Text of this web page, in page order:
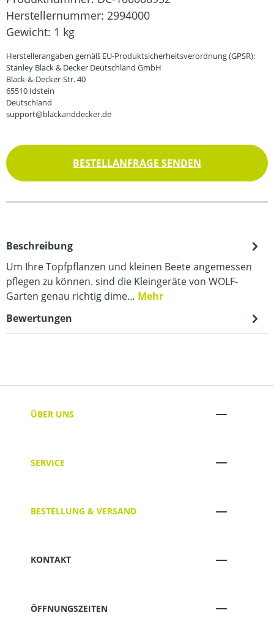
Herstellernummer: 2994000
Gewicht: 1 kg
Herstellerangaben gemäß EU-Produktsicherheitsverordnung (GPSR):
Stanley Black & Decker Deutschland GmbH
Black-&-Decker-Str. 40
65510 Idstein
Deutschland
support@blackanddecker.de
BESTELLANFRAGE SENDEN
Beschreibung
Um Ihre Topfpflanzen und kleinen Beete angemessen
pflegen zu können. sind die Kleingeräte von WOLF-
Garten genau richtig dime… Mehr
Bewertungen
ÜBER UNS
SERVICE
BESTELLUNG & VERSAND
KONTAKT
ÖFFNUNGSZEITEN